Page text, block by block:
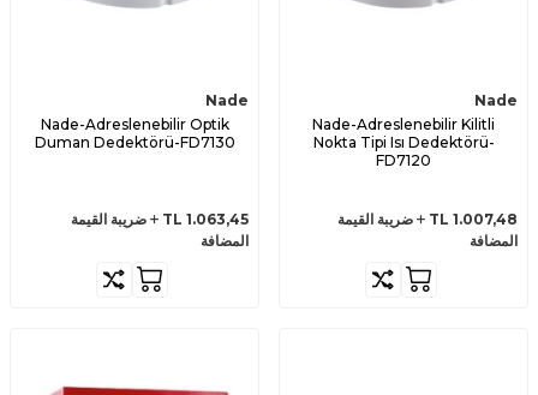
Nade
Nade-Adreslenebilir Kilitli
Nokta Tipi Isı Dedektörü-
FD7120
1.007,48
ضريبة القيمة
المضافة
Nade
Nade-Adreslenebilir Optik
Duman Dedektörü-FD7130
1.063,45
ضريبة القيمة
المضافة